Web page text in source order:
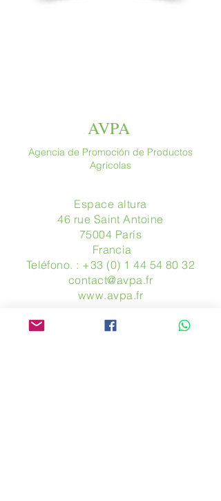
AVPA
Agencia de Promoción de Productos
Agrícolas
Espace altura
46 rue Saint Antoine
75004 París
​ Francia
Teléfono. : +33 (0) 1 44 54 80 32
contact@avpa.fr
www.avpa.fr